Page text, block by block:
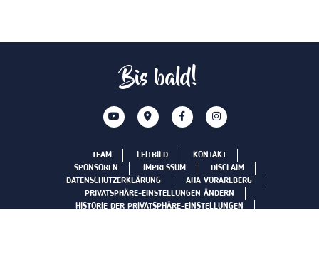
Bis bald!
TEAM LEITBILD
KONTAKT
SPONSOREN
IMPRESSUM
DISCLAIM
DATENSCHUTZERKLÄRUNG
AHA VORARLBERG
PRIVATSPHÄRE-EINSTELLUNGEN ÄNDERN
HISTORIE DER PRIVATSPHÄRE-EINSTELLUNGEN